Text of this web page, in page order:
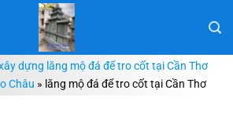
dựng lăng mộ đá để tro cốt tại Cần Thơ
Châu » lăng mộ đá để tro cốt tại Cần Thơ